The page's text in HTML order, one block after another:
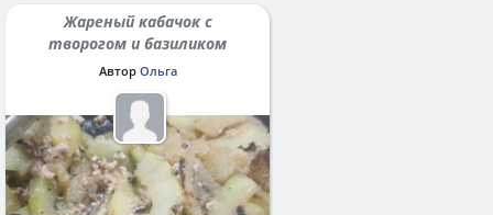
Жареный кабачок с
творогом и базиликом
Автор Ольга